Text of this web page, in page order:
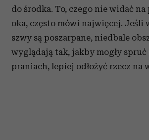
do środka. To, czego nie widać
oka, często mówi najwięcej. Jeśli
szwy są poszarpane, niedbale
wyglądają tak, jakby mogły
praniach, lepiej odłożyć rzecz na